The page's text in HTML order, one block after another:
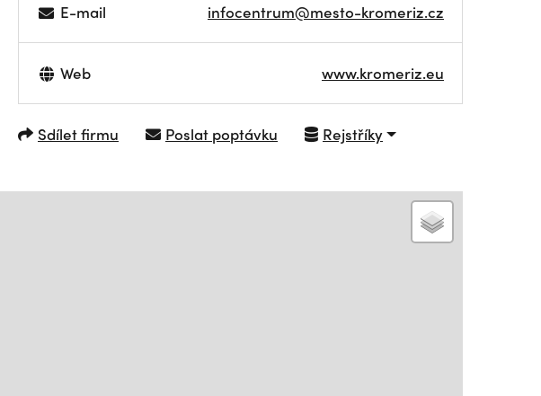
E-mail infocentrum@mesto-kromeriz.cz
Web www.kromeriz.eu
Sdílet firmu Poslat poptávku Rejstříky